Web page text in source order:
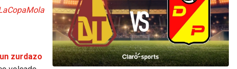
zurdazo